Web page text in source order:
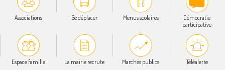
Associations Se déplacer Menus scolaires
Démocratie
participative
Espace famille La mairie recrute Marchés publics Téléalerte